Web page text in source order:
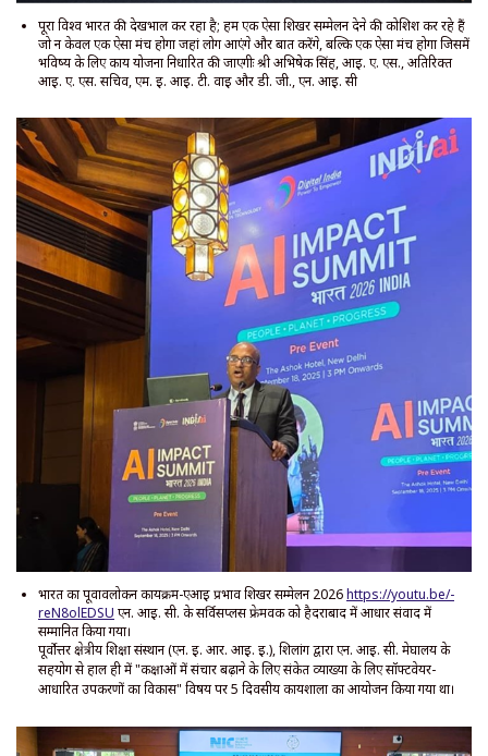
पूरा विश्व भारत की देखभाल कर रहा है; हम एक ऐसा शिखर सम्मेलन देने की कोशिश कर रहे हैं
जो न केवल एक ऐसा मंच होगा जहां लोग आएंगे और बात करेंगे, बल्कि एक ऐसा मंच होगा जिसमें
भविष्य के लिए कार्य योजना निर्धारित की जाएगीः श्री अभिषेक सिंह, आई. ए. एस., अतिरिक्त
आई. ए. एस. सचिव, एम. ई. आई. टी. वाई और डी. जी., एन. आई. सी
भारत का पूर्वावलोकन कार्यक्रम-एआई प्रभाव शिखर सम्मेलन 2026https://youtu.be/-
reN8olEDSU एन. आई. सी. के सर्विसप्लस फ्रेमवर्क को हैदराबाद में आधार संवाद में
सम्मानित किया गया।
पूर्वोत्तर क्षेत्रीय शिक्षा संस्थान (एन. ई. आर. आई. ई.), शिलांग द्वारा एन. आई. सी. मेघालय के
सहयोग से हाल ही में "कक्षाओं में संचार बढ़ाने के लिए संकेत व्याख्या के लिए सॉफ्टवेयर-
आधारित उपकरणों का विकास" विषय पर 5 दिवसीय कार्यशाला का आयोजन किया गया था।